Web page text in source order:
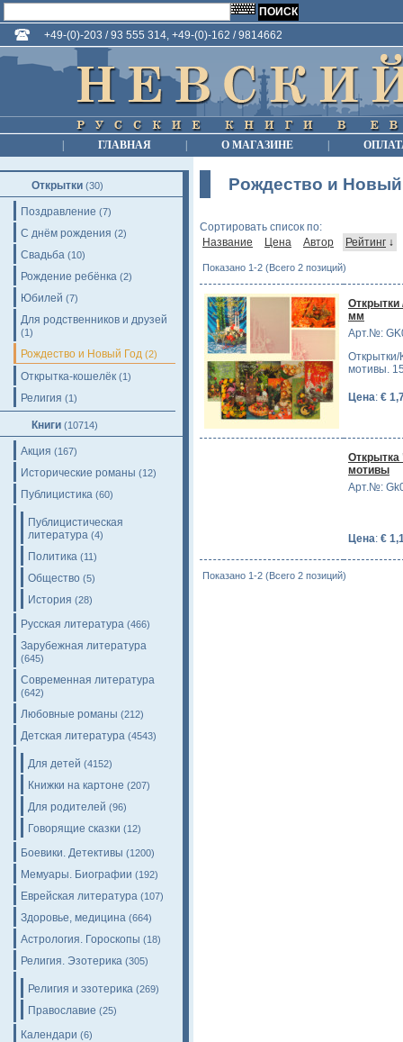
+49-(0)-203 / 93 555 314, +49-(0)-162 / 9814662
ГЛАВНАЯ О МАГАЗИНЕ
Открытки (30)
Поздравление (7)
С днём рождения (2)
Свадьба (10)
Рождение ребёнка (2)
Юбилей (7)
Для родственников и друзей
(1)
Рождество и Новый Год (2)
Открытка-кошелёк (1)
Религия (1)
Книги (10714)
Акция (167)
Исторические романы (12)
Публицистика (60)
Публицистическая
литература (4)
Политика (11)
Общество (5)
История (28)
Русская литература (466)
Зарубежная литература
(645)
Современная литература
(642)
Любовные романы (212)
Детская литература (4543)
Для детей (4152)
Книжки на картоне (207)
Для родителей (96)
Говорящие сказки (12)
Боевики. Детективы (1200)
Мемуары. Биографии (192)
Еврейская литература (107)
Здоровье, медицина (664)
Астрология. Гороскопы (18)
Религия. Эзотерика (305)
Религия и эзотерика (269)
Православие (25)
Календари (6)
Рождество и
Сортировать список по:
Название
Цена Автор Рейтинг ↓
Показано 1-2 (Всего 2 позиций)
Открытки
мм
Арт.№:
мотивы.
Цена: €
мотивы
Арт.№:
Цена: €
Показано 1-2 (Всего 2 позиций)